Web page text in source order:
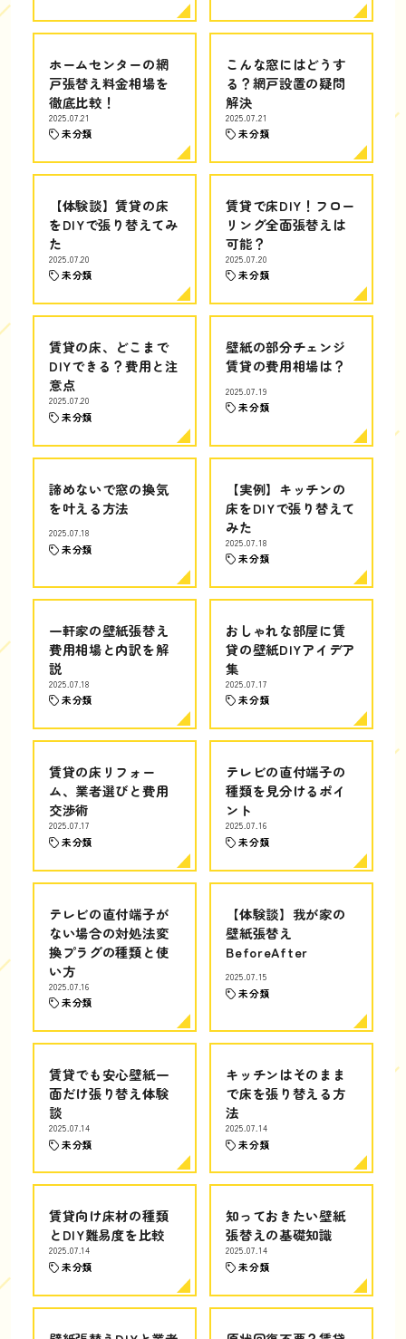
ホームセンターの網
戸張替え料金相場を
徹底比較！
2025.07.21
未分類
こんな窓にはどうす
る？網戸設置の疑問
解決
2025.07.21
未分類
【体験談】賃貸の床
をDIYで張り替えてみ
た
2025.07.20
未分類
賃貸で床DIY！フロー
リング全面張替えは
可能？
2025.07.20
未分類
賃貸の床、どこまで
DIYできる？費用と注
意点
2025.07.20
未分類
壁紙の部分チェンジ
賃貸の費用相場は？
2025.07.19
未分類
諦めないで窓の換気
を叶える方法
2025.07.18
未分類
【実例】キッチンの
床をDIYで張り替えて
みた
2025.07.18
未分類
一軒家の壁紙張替え
費用相場と内訳を解
説
2025.07.18
未分類
おしゃれな部屋に賃
貸の壁紙DIYアイデア
集
2025.07.17
未分類
賃貸の床リフォー
ム、業者選びと費用
交渉術
2025.07.17
未分類
テレビの直付端子の
種類を見分けるポイ
ント
2025.07.16
未分類
テレビの直付端子が
ない場合の対処法変
換プラグの種類と使
い方
2025.07.16
未分類
【体験談】我が家の
壁紙張替え
BeforeAfter
2025.07.15
未分類
賃貸でも安心壁紙一
面だけ張り替え体験
談
2025.07.14
未分類
キッチンはそのまま
で床を張り替える方
法
2025.07.14
未分類
賃貸向け床材の種類
とDIY難易度を比較
2025.07.14
未分類
知っておきたい壁紙
張替えの基礎知識
2025.07.14
未分類